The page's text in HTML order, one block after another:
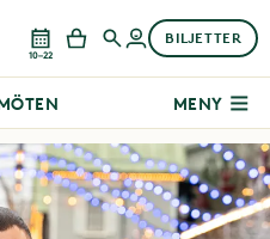
10–22
BILJETTER
MENY